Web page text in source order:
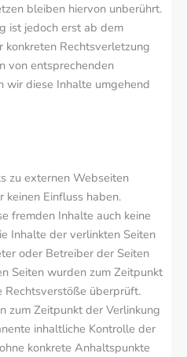
bleiben hiervon unberührt.
ist jedoch erst ab dem
konkreten Rechtsverletzung
von entsprechenden
wir diese Inhalte umgehend
zu externen Webseiten
Einfluss haben.
fremden Inhalte auch keine
Inhalte der verlinkten Seiten
oder Betreiber der Seiten
Seiten wurden zum Zeitpunkt
Rechtsverstöße überprüft.
zum Zeitpunkt der Verlinkung
inhaltliche Kontrolle der
konkrete Anhaltspunkte